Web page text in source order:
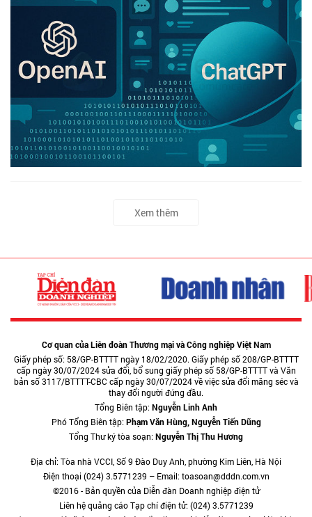
Xem thêm
Cơ quan của Liên đoàn Thương mại và Công nghiệp Việt Nam
Giấy phép số: 58/GP-BTTTT ngày 18/02/2020. Giấy phép số 208/GP-BTTTT
cấp ngày 30/07/2024 sửa đổi, bổ sung giấy phép số 58/GP-BTTTT và Văn
bản số 3117/BTTTT-CBC cấp ngày 30/07/2024 về việc sửa đổi măng séc và
thay đổi người đứng đầu.
Tổng Biên tập:Nguyễn Linh Anh
Phó Tổng Biên tập:Phạm Văn Hùng, Nguyễn Tiến Dũng
Tổng Thư ký tòa soạn:Nguyễn Thị Thu Hương
Địa chỉ: Tòa nhà VCCI, Số 9 Đào Duy Anh, phường Kim Liên, Hà Nội
Điện thoại (024) 3.5771239 – Email: toasoan@dddn.com.vn
©2016 - Bản quyền của Diễn đàn Doanh nghiệp điện tử
Liên hệ quảng cáo Tạp chí điện tử: (024) 3.5771239